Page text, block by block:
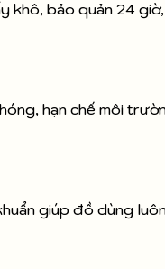
khô, bảo quản 24
hạn chế môi
giúp đồ dùng